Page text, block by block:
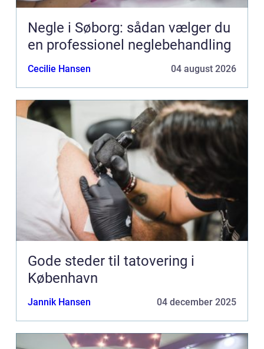
Negle i Søborg: sådan vælger du
en professionel neglebehandling
Cecilie Hansen 04 august 2026
Gode steder til tatovering i
København
Jannik Hansen 04 december 2025